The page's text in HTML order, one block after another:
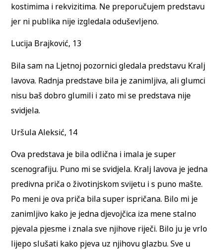
kostimima i rekvizitima. Ne preporučujem predstavu
jer ni publika nije izgledala oduševljeno.
Lucija Brajković, 13
Bila sam na Ljetnoj pozornici gledala predstavu Kralj
lavova. Radnja predstave bila je zanimljiva, ali glumci
nisu baš dobro glumili i zato mi se predstava nije
svidjela.
Uršula Aleksić, 14
Ova predstava je bila odlična i imala je super
scenografiju. Puno mi se svidjela. Kralj lavova je jedna
predivna priča o životinjskom svijetu i s puno mašte.
Po meni je ova priča bila super ispričana. Bilo mi je
zanimljivo kako je jedna djevojčica iza mene stalno
pjevala pjesme i znala sve njihove riječi. Bilo ju je vrlo
lijepo slušati kako pjeva uz njihovu glazbu. Sve u